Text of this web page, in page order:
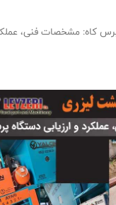
کاه: مشخصات فنی،